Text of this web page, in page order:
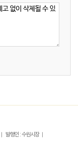
발행인 : 수원시장